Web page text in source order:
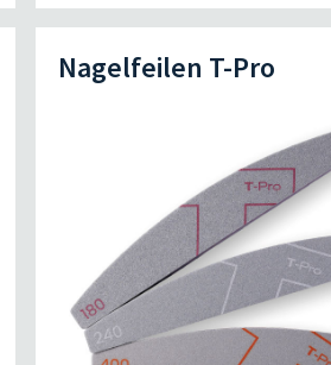
Nagelfeilen T-Pro